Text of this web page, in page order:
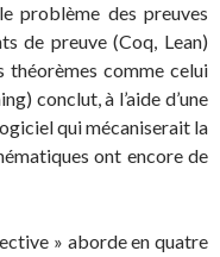
problème des preuves
de preuve (Coq, Lean)
théorèmes comme celui
conclut, à l’aide d’une
qui mécaniserait la
ont encore de
» aborde en quatre